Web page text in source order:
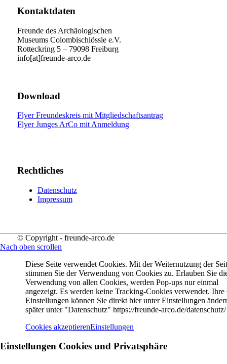
Kontaktdaten
Freunde des Archäologischen
Museums Colombischlössle e.V.
Rotteckring 5 – 79098 Freiburg
info[at]freunde-arco.de
Download
Flyer Freundeskreis mit Mitgliedschaftsantrag
Flyer Junges ArCo mit Anmeldung
Rechtliches
Datenschutz
Impressum
© Copyright - freunde-arco.de
Nach oben scrollen
Diese Seite verwendet Cookies. Mit der Weiternutzung der
stimmen Sie der Verwendung von Cookies zu. Erlauben Sie
Verwendung von allen Cookies, werden Pop-ups nur einmal
angezeigt. Es werden keine Tracking-Cookies verwendet.
Einstellungen können Sie direkt hier unter Einstellungen
später unter "Datenschutz" https://freunde-arco.de/datenschutz/
Cookies akzeptierenEinstellungen
Einstellungen Cookies und Privatsphäre